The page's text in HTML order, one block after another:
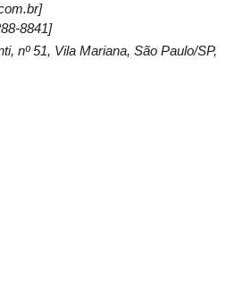
8841]
nº 51, Vila Mariana, São Paulo/SP,